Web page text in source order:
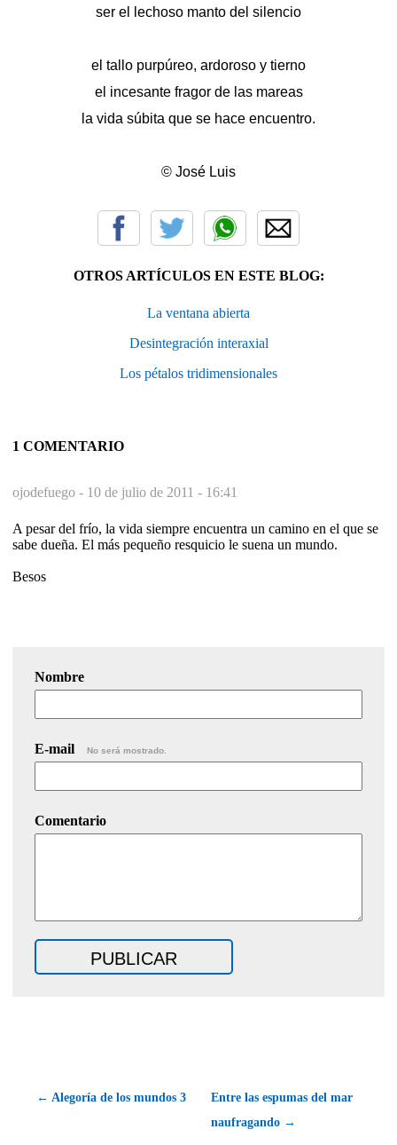
ser el lechoso manto del silencio
el tallo purpúreo, ardoroso y tierno
el incesante fragor de las mareas
la vida súbita que se hace encuentro.
© José Luis
OTROS ARTÍCULOS EN ESTE BLOG:
La ventana abierta
Desintegración interaxial
Los pétalos tridimensionales
1 COMENTARIO
ojodefuego - 10 de julio de 2011 - 16:41
A pesar del frío, la vida siempre encuentra un camino en el que se
sabe dueña. El más pequeño resquicio le suena un mundo.
Besos
Nombre
E-mail No será mostrado.
Comentario
← Alegoría de los mundos 3
Entre las espumas del mar
naufragando →